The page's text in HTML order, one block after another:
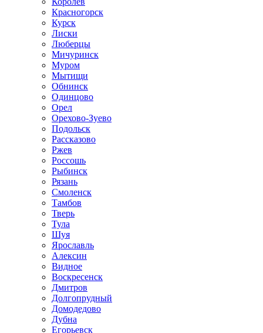
Красногорск
Курск
Лиски
Люберцы
Мичуринск
Муром
Мытищи
Обнинск
Одинцово
Орел
Орехово-Зуево
Подольск
Рассказово
Ржев
Россошь
Рыбинск
Рязань
Смоленск
Тамбов
Тверь
Тула
Шуя
Ярославль
Алексин
Видное
Воскресенск
Дмитров
Долгопрудный
Домодедово
Дубна
Егорьевск